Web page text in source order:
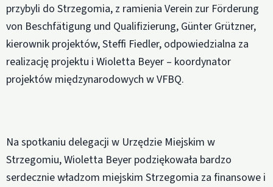
przybyli do Strzegomia, z ramienia Verein zur Förderung
von Beschfätigung und Qualifizierung, Günter Grützner,
kierownik projektów, Steffi Fiedler, odpowiedzialna za
realizację projektu i Wioletta Beyer – koordynator
projektów międzynarodowych w VFBQ.
Na spotkaniu delegacji w Urzędzie Miejskim w
Strzegomiu, Wioletta Beyer podziękowała bardzo
serdecznie władzom miejskim Strzegomia za finansowe i